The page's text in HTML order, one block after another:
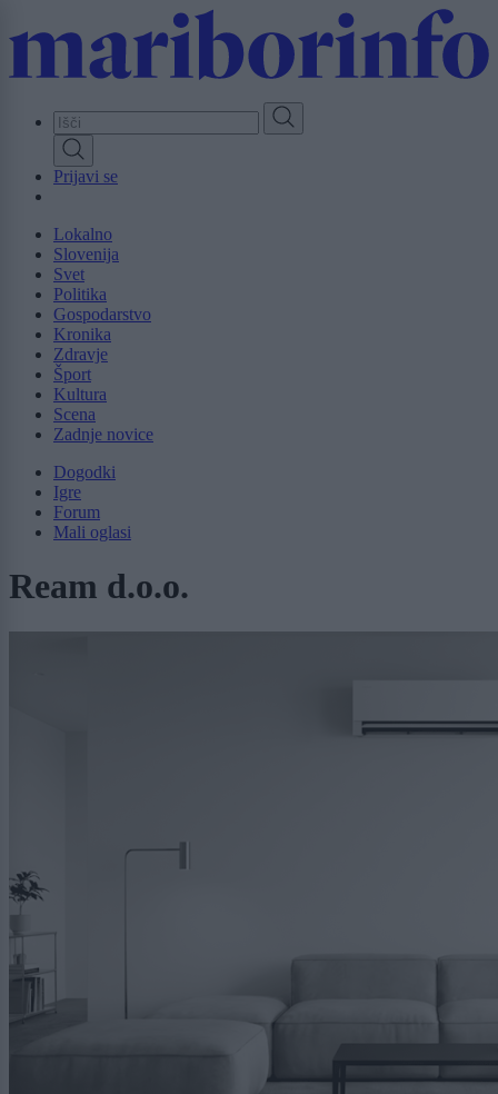
to
content
Prijavi se
Lokalno
Slovenija
Svet
Politika
Gospodarstvo
Kronika
Zdravje
Šport
Kultura
Scena
Zadnje novice
Dogodki
Igre
Forum
Mali oglasi
Ream d.o.o.